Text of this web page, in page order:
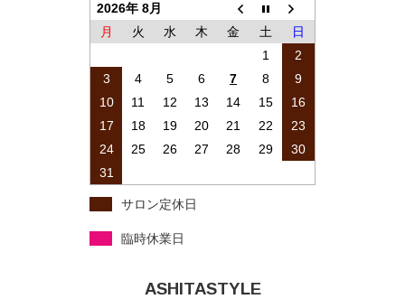
2026年 8月
月
火 水 木 金 土
日
1
2
3
4 5 6 7 8
9
10
11 12 13 14 15
16
17
18 19 20 21 22
23
24
25 26 27 28 29
30
31
サロン定休日
臨時休業日
ASHITASTYLE